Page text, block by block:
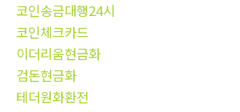
코인송금대행24시
코인체크카드
이더리움현금화
검돈현금화
테더원화환전